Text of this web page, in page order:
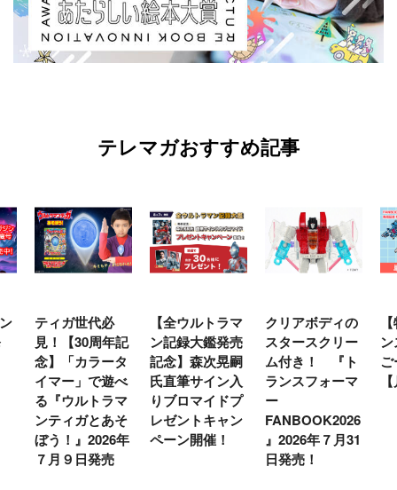
テレマガおすすめ記事
【全ウルトラマ
ン記録大鑑発売
記念】森次晃嗣
氏直筆サイン入
りブロマイドプ
レゼントキャン
ペーン開催！
クリアボディの
スタースクリー
ム付き！ 『ト
ランスフォーマ
ー
FANBOOK2026
』2026年７月31
【特別編】トラ
ンスフォーマー
ごー！ごー！
【月イチ更新】
♡